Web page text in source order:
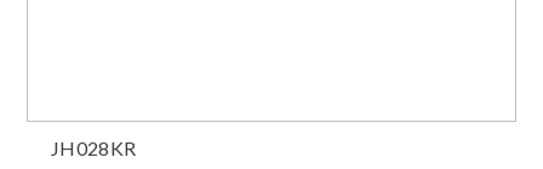
JH028KR